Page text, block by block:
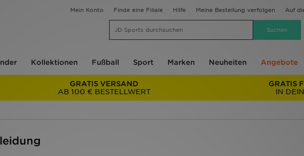
Mein Konto Finde eine Filiale Hilfe Meine Bestellung verfolgen Auf
Kollektionen Fußball Sport Marken Neuheiten Angebote
GRATIS VERSAND
AB 100 € BESTELLWERT
GRATIS
IN